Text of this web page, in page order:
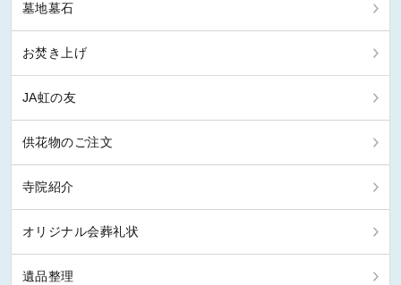
墓地墓石
お焚き上げ
JA虹の友
供花物のご注文
寺院紹介
オリジナル会葬礼状
遺品整理